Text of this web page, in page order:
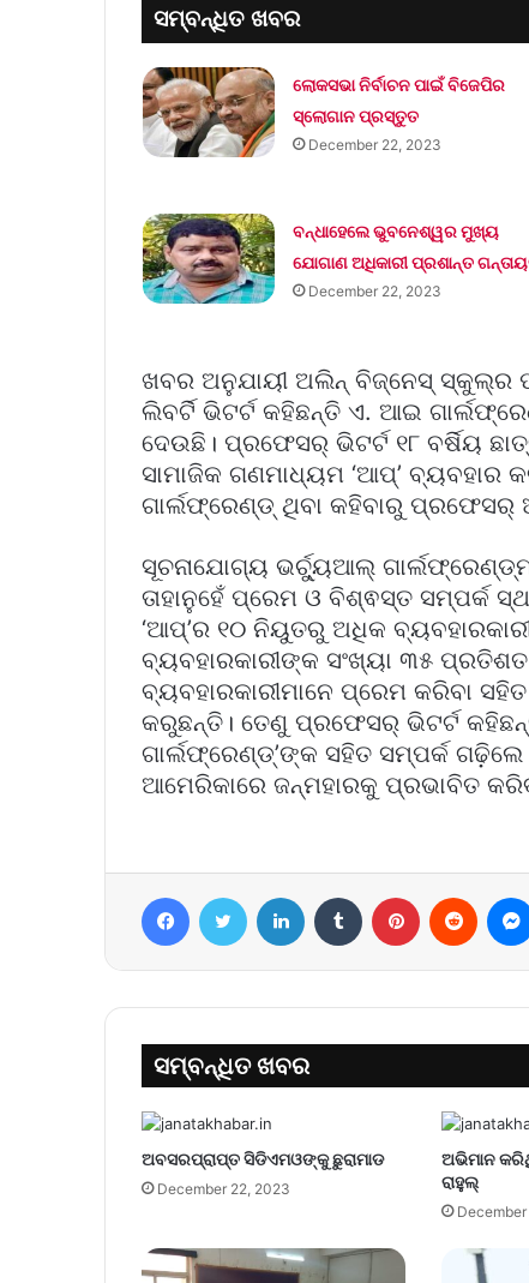
ସମ୍ବନ୍ଧିତ ଖବର
ଲୋକସଭା ନିର୍ବାଚନ ପାଇଁ ବିଜେପିର
ସ୍ଲୋଗାନ ପ୍ରସ୍ତୁତ
December 22, 2023
ବନ୍ଧାହେଲେ ଭୁବନେଶ୍ୱର ମୁଖ୍ୟ
ଯୋଗାଣ ଅଧିକାରୀ ପ୍ରଶାନ୍ତ
December 22, 2023
ଖବର ଅନୁଯାୟୀ ଅଲିନ୍‌ ବିଜ୍‌ନେସ୍‌ ସ୍କୁଲ୍‌ର
ଲିବର୍ଟି ଭିଟର୍ଟ କହିଛନ୍ତି ଏ. ଆଇ
ଦେଉଛି। ପ୍ରଫେସର୍‌ ଭିଟର୍ଟ ୧୮ ବର୍ଷିୟ
ସାମାଜିକ ଗଣମାଧ୍ୟମ ‘ଆପ୍‌’ ବ୍ୟବହାର
ଗାର୍ଲଫ୍ରେଣ୍ଡ୍‌ ଥିବା କହିବାରୁ ପ୍ରଫେସର୍‌
ସୂଚନାଯୋଗ୍ୟ ଭର୍ଚ୍ୟୁଆଲ୍‌
ତାହାନୁହେଁ ପ୍ରେମ ଓ ବିଶ୍ଵସ୍ତ ସମ୍ପର୍କ
‘ଆପ୍‌’ର ୧୦ ନିୟୁତରୁ ଅଧିକ ବ୍ୟବହାରକାରୀ
ବ୍ୟବହାରକାରୀଙ୍କ ସଂଖ୍ୟା ୩୫ ପ୍ରତିଶତ
ବ୍ୟବହାରକାରୀମାନେ ପ୍ରେମ କରିବା
କରୁଛନ୍ତି। ତେଣୁ ପ୍ରଫେସର୍‌ ଭିଟର୍ଟ
ଗାର୍ଲଫ୍ରେଣ୍ଡ୍‌’ଙ୍କ ସହିତ ସମ୍ପର୍କ
ଆମେରିକାରେ ଜନ୍ମହାରକୁ ପ୍ରଭାବିତ
FacebookTwitter LinkedIn Tumblr Pinterest Reddit
ସମ୍ବନ୍ଧିତ ଖବର
ଅବସରପ୍ରାପ୍ତ ସିଡିଏମଓଙ୍କୁ ଛୁରାମାଡ
December 22, 2023
ଅଭିମାନ
ରାହୁଲ୍‌